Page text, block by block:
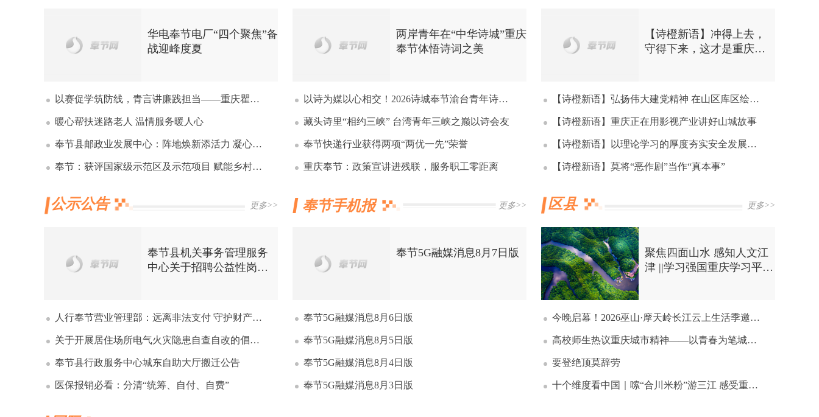
华电奉节电厂“四个聚焦”备
战迎峰度夏
以赛促学筑防线，青言讲廉践担当——重庆瞿唐集团举办党纪知识竞赛与廉洁微宣讲活动
暖心帮扶迷路老人 温情服务暖人心
奉节县邮政业发展中心：阵地焕新添活力 凝心聚力促发展
奉节：获评国家级示范区及示范项目 赋能乡村振兴取得新突破
两岸青年在“中华诗城”重庆
奉节体悟诗词之美
以诗为媒以心相交！2026诗城奉节渝台青年诗词会举行
藏头诗里“相约三峡” 台湾青年三峡之巅以诗会友
奉节快递行业获得两项“两优一先”荣誉
重庆奉节：政策宣讲进残联，服务职工零距离
【诗橙新语】冲得上去，
守得下来，这才是重庆崽
【诗橙新语】弘扬伟大建党精神 在山区库区绘就中国式现代化奉节新图景
【诗橙新语】重庆正在用影视产业讲好山城故事​
【诗橙新语】以理论学习的厚度夯实安全发展的地基——奉节县推动理论学习成果转化为防汛治理效能
【诗橙新语】莫将“恶作剧”当作“真本事”
公示公告 更多>>
奉节县机关事务管理服务
中心关于招聘公益性岗位
人行奉节营业管理部：远离非法支付 守护财产安全
关于开展居住场所电气火灾隐患自查自改的倡议书
奉节县行政服务中心城东自助大厅搬迁公告
医保报销必看：分清“统筹、自付、自费”
奉节手机报 更多>>
奉节5G融媒消息8月7日版
奉节5G融媒消息8月6日版
奉节5G融媒消息8月5日版
奉节5G融媒消息8月4日版
奉节5G融媒消息8月3日版
区县 更多>>
聚焦四面山水 感知人文江
津 ||学习强国重庆学习平台
今晚启幕！2026巫山·摩天岭长江云上生活季邀你邂逅23℃三峡清凉夏夜
高校师生热议重庆城市精神——以青春为笔城市精神为引 书写新重庆奋进故事
要登绝顶莫辞劳
十个维度看中国｜嗦“合川米粉”游三江 感受重庆“安逸度”